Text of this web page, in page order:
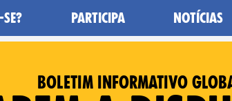
SE? PARTICIPA NOTÍCIAS
BOLETIM INFORMATIVO